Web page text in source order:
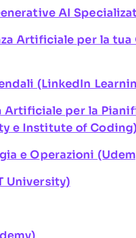
AI
Artificiale per la tua
(LinkedIn
Artificiale per la
e Institute of Coding)
e Operazioni
University)